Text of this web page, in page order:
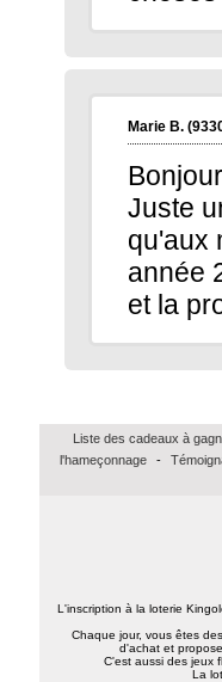
Marie B.
Juste
qu'aux
année
et la
Liste des cadeaux à
l'hameçonnage
-
L'inscription à la loterie
Chaque jour, vous êtes
d'achat et
C'est aussi des jeux
La